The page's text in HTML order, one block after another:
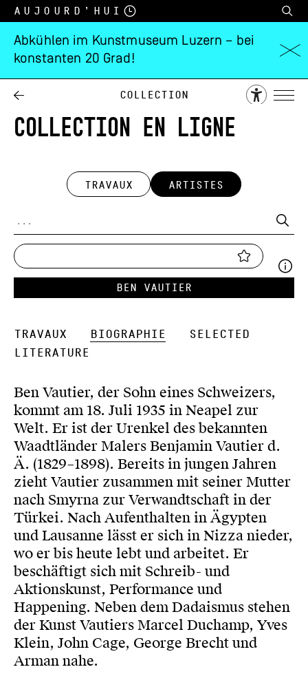
Aujourd’hui
Abkühlen im Kunstmuseum Luzern – bei
konstanten 20 Grad!
Collection
COLLECTION EN LIGNE
TRAVAUX ARTISTES
Ben Vautier
Travaux Biographie
Selected
Literature
Ben Vautier, der Sohn eines Schweizers,
kommt am 18. Juli 1935 in Neapel zur
Welt. Er ist der Urenkel des bekannten
Waadtländer Malers Benjamin Vautier d.
Ä. (1829–1898). Bereits in jungen Jahren
zieht Vautier zusammen mit seiner Mutter
nach Smyrna zur Verwandtschaft in der
Türkei. Nach Aufenthalten in Ägypten
und Lausanne lässt er sich in Nizza nieder,
wo er bis heute lebt und arbeitet. Er
beschäftigt sich mit Schreib- und
Aktionskunst, Performance und
Happening. Neben dem Dadaismus stehen
der Kunst Vautiers Marcel Duchamp, Yves
Klein, John Cage, George Brecht und
Arman nahe.